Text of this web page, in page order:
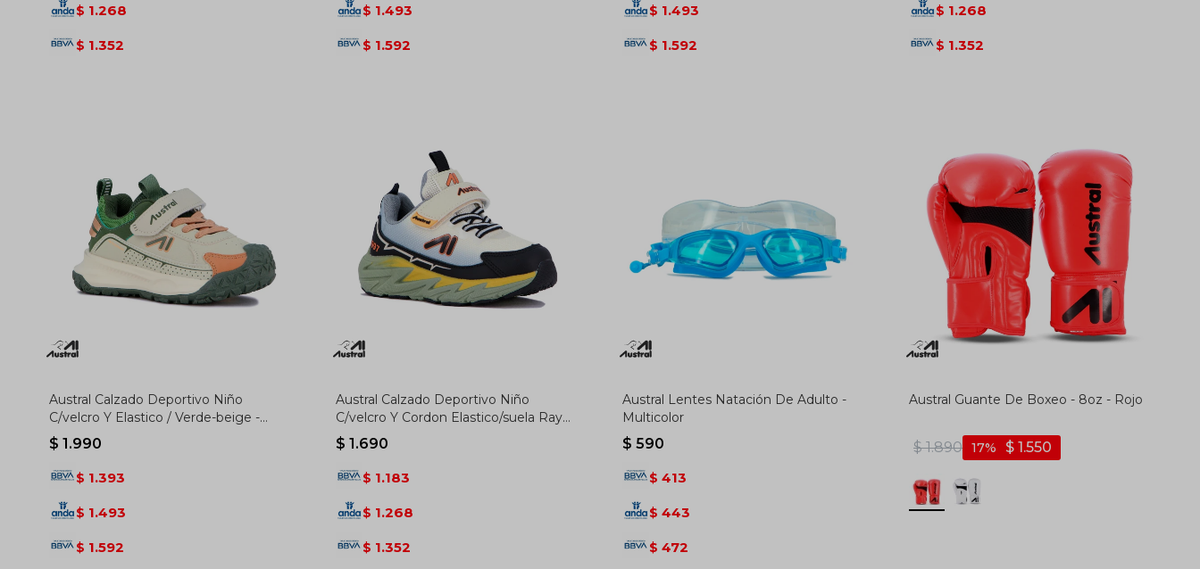
$ 1.268
$ 1.352
$ 1.493
$ 1.592
$ 1.493
$ 1.592
$ 1.268
$ 1.352
Austral Calzado Deportivo Niño
C/velcro Y Elastico / Verde-beige -
Verde-beige
$ 1.990
$ 1.393
$ 1.493
$ 1.592
Austral Calzado Deportivo Niño
C/velcro Y Cordon Elastico/suela Rayo
/ Gris-verde - Gris-verde
$ 1.690
$ 1.183
$ 1.268
$ 1.352
Austral Lentes Natación De Adulto -
Multicolor
$ 590
$ 413
$ 443
$ 472
Austral Guante De Boxeo - 8oz - Rojo
$ 1.890 $ 1.550
17